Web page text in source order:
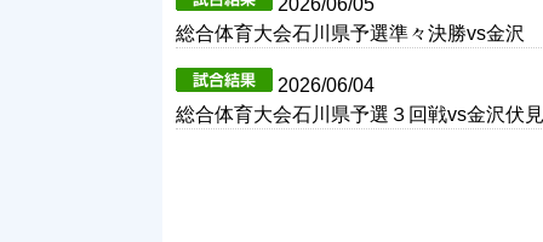
総合体育大会石川県予選準々決勝vs金沢
2026/06/04
総合体育大会石川県予選３回戦vs金沢伏